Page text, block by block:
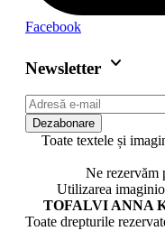
Facebook
Newsletter keyboard_arrow_down
Dezabonare
Toate textele și
Ne rezervăm
Utilizarea
TOFALVI ANNA
Toate drepturile